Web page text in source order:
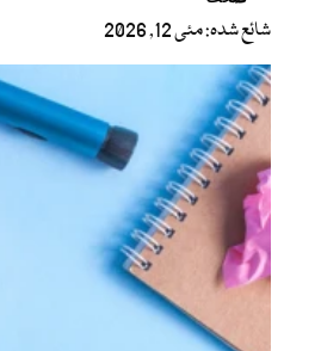
شائع شدہ: مئی 12, 2026